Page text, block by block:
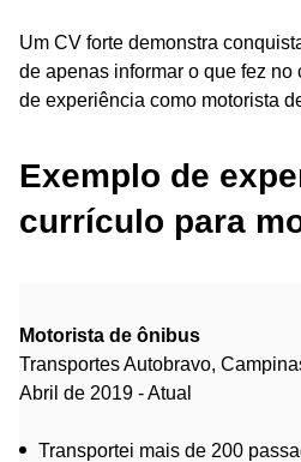
Um CV forte demonstra
de apenas informar o que fez
de experiência como motorista
Exemplo de
currículo para
Motorista de ônibus
Transportes Autobravo,
Abril de 2019 - Atual
Transportei mais de 200